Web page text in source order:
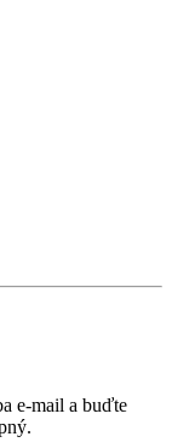
e-mail a buďte